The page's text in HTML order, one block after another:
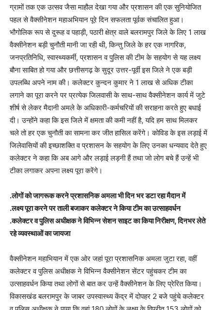
ग्रामों तक एक उत्सव जैसा माहौल देखा गया और प्रशासन की एक सुनियोजित
पहल से वैक्सीनेशन महाअभियान पूरे दिन सफलता पूर्वक संचालित हुआ।
भौगोलिक रूप से दुरूह व पहाड़ी, पठारी क्षेत्र वाले बलरामपुर जिले के लिए 1 लाख
वैक्सीनेशन बड़ी चुनौती मानी जा रही थी, किन्तु जिले के हर एक नागरिक,
जनप्रतिनिधि, स्वास्थ्यकर्मी, प्रशासन व पुलिस की टीम के सहयोग से यह लक्ष्य
बौना साबित हो गया और छत्तीसगढ़ के सुदूर उत्तर-पूर्वी इस जिले ने एक बड़ी
उपलब्धि अपने नाम की। कलेक्टर कुन्दन कुमार ने 1 लाख से अधिक टीका
लगाने का पूरा करने पर प्रत्येक जिलवासी के साथ-साथ वैक्सीनेशन कार्य में जुटे
शीर्ष से लेकर मैदानी अमले के अधिकारी-कर्मचरियों की सराहना करते हुए बधाई
दी। उन्होंने कहा कि इस जिले में क्षमता की कमी नहीं है, यदि हम साथ मिलकर
चले तो हर एक चुनौती का सामना कर जीत हासिल करेंगे। कोविड के इस लड़ाई में
जिलेवासियों की इच्छाशक्ति व प्रशासन के सहयोग के लिए उनका धन्यवाद देते हुए
कलेक्टर ने कहा कि अब आगे और लड़ाई लड़नी हैं तथा जो लोग बचे हैं उन्हें भी
टीका लगाकर अपना लक्ष्य पूरा करेंगे।
.लोगों को जागरूक करने प्रशासनिक अमला भी दिन भर डटा रहा मैदान में
.लक्ष्य पूरा करने पर ताली बजाकर कलेक्टर ने किया टीम का उत्साहवर्धन
.कलेक्टर व पुलिस अधीक्षक ने विभिन्न सेशन साइट का किया निरीक्षण, दिनभर लेते
रहे व्यवस्थाओं का जायजा
वैक्सीनेशन महाभियान में एक ओर जहां पूरा प्रशासनिक अमला जुटा रहा, वहीं
कलेक्टर व पुलिस अधीक्षक ने विभिन्न वैक्सीनेशन सेंटर पहुंचकर टीम का
उत्साहवर्धन किया तथा लोगों से बात कर उन्हें वैक्सीनेशन के लिए प्रेरित किया।
विकासखंड बलरामपुर के जाबर उपस्वास्थ्य केंद्र में दोपहर 2 बजे पहुंचे कलेक्टर